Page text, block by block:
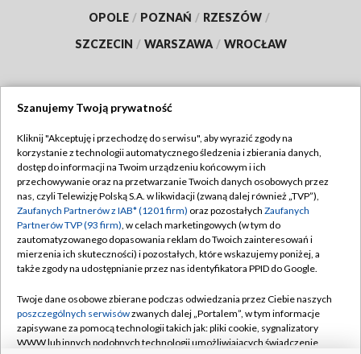
OPOLE / POZNAŃ / RZESZÓW /
SZCZECIN / WARSZAWA / WROCŁAW
TVP
Abonament TVP
Emisja w TVP
Centrum informacji TVP
Naziemna Telewizja Cyfrowa
Rada Programowa
System NOS
Regulamin TVP
Polityka prywatności
Moje zgody
Pomoc
Kontakt
Szanujemy Twoją prywatność
Kliknij "Akceptuję i przechodzę do serwisu", aby wyrazić zgody na
korzystanie z technologii automatycznego śledzenia i zbierania danych,
dostęp do informacji na Twoim urządzeniu końcowym i ich
przechowywanie oraz na przetwarzanie Twoich danych osobowych przez
nas, czyli Telewizję Polską S.A. w likwidacji (zwaną dalej również „TVP”),
Zaufanych Partnerów z IAB* (1201 firm) oraz pozostałych Zaufanych
Partnerów TVP (93 firm), w celach marketingowych (w tym do
zautomatyzowanego dopasowania reklam do Twoich zainteresowań i
mierzenia ich skuteczności) i pozostałych, które wskazujemy poniżej, a
także zgody na udostępnianie przez nas identyfikatora PPID do Google.
Twoje dane osobowe zbierane podczas odwiedzania przez Ciebie naszych
poszczególnych serwisówzwanych dalej „Portalem”, w tym informacje
zapisywane za pomocą technologii takich jak: pliki cookie, sygnalizatory
WWW lub innych podobnych technologii umożliwiających świadczenie